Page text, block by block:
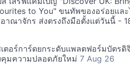
to You" ขนทัพของอร่อยแล
าณาจักร ส่งตรงถึงมือตั้งแต่วันนี้ -
ตอร์การ์ดยกระดับแพลตฟอร์มบัตรดิ
มความปลอดภัยใหม่ 7 Aug 26